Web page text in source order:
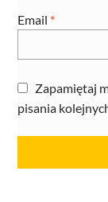
Email *
Zapamiętaj
pisania